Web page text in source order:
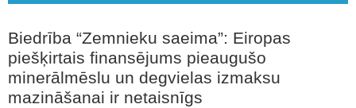
Biedrība “Zemnieku saeima”: Eiropas
piešķirtais finansējums pieaugušo
minerālmēslu un degvielas izmaksu
mazināšanai ir netaisnīgs